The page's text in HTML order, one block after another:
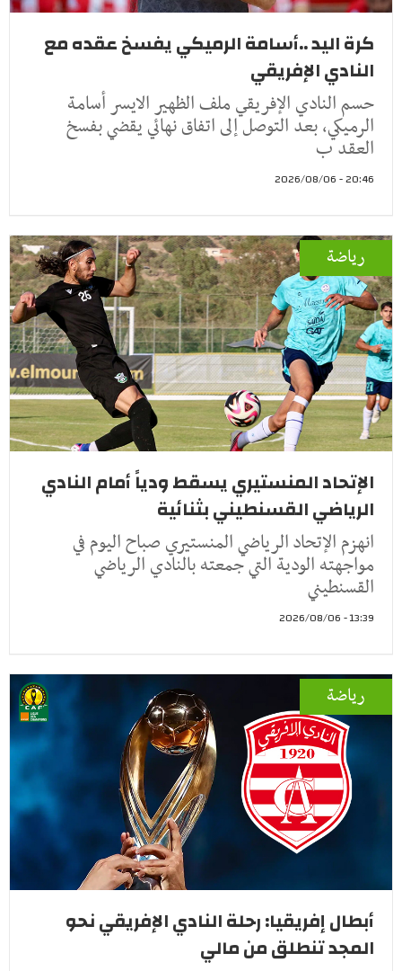
كرة اليد ..أسامة الرميكي يفسخ عقده مع
النادي الإفريقي
حسم النادي الإفريقي ملف الظهير الايسر أسامة
الرميكي، بعد التوصل إلى اتفاق نهائي يقضي بفسخ
العقد ب
20:46 - 2026/08/06
رياضة
الإتحاد المنستيري يسقط ودياً أمام النادي
الرياضي القسنطيني بثنائية
انهزم الإتحاد الرياضي المنستيري صباح اليوم في
مواجهته الودية التي جمعته بالنادي الرياضي
القسنطيني
13:39 - 2026/08/06
رياضة
أبطال إفريقيا: رحلة النادي الإفريقي نحو
المجد تنطلق من مالي